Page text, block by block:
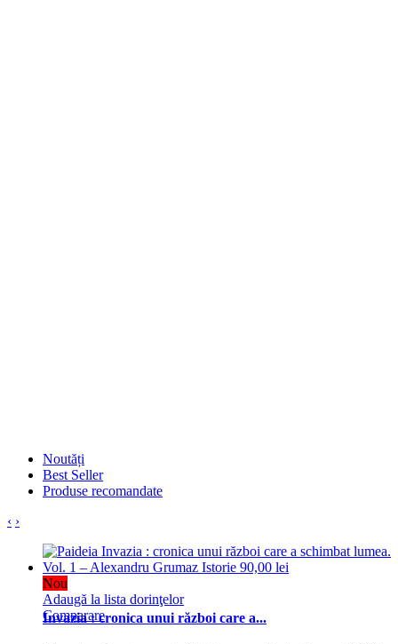
Noutăți
Best Seller
Produse recomandate
‹ ›
Nou
Adaugă la lista dorinţelor
Comparare
Invazia : cronica unui război care a...